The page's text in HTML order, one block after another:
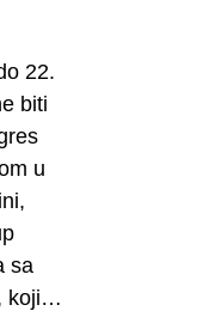
22.
biti
u
sa
koji…